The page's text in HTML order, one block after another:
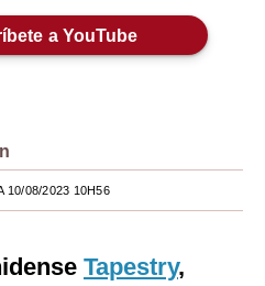
a YouTube
10/08/2023 10H56
Tapestry,